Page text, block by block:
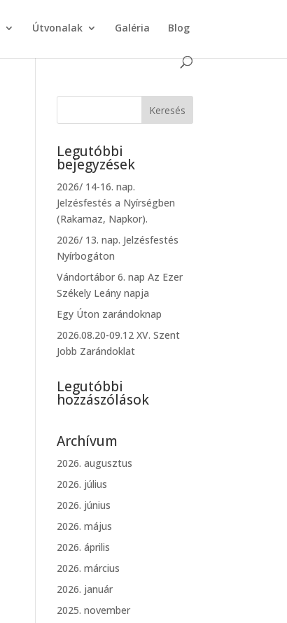
Útvonalak Galéria Blog
Legutóbbi
bejegyzések
2026/ 14-16. nap.
Jelzésfestés a Nyírségben
(Rakamaz, Napkor).
2026/ 13. nap. Jelzésfestés
Nyírbogáton
Vándortábor 6. nap Az Ezer
Székely Leány napja
Egy Úton zarándoknap
2026.08.20-09.12 XV. Szent
Jobb Zarándoklat
Legutóbbi
hozzászólások
Archívum
2026. augusztus
2026. július
2026. június
2026. május
2026. április
2026. március
2026. január
2025. november